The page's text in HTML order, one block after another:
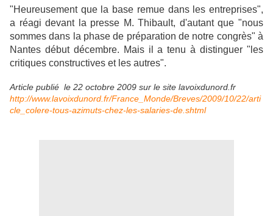
"Heureusement que la base remue dans les entreprises",
a réagi devant la presse M. Thibault, d'autant que "nous
sommes dans la phase de préparation de notre congrès" à
Nantes début décembre. Mais il a tenu à distinguer "les
critiques constructives et les autres".
Article publié le 22 octobre 2009 sur le site lavoixdunord.fr
http://www.lavoixdunord.fr/France_Monde/Breves/2009/10/22/arti
cle_colere-tous-azimuts-chez-les-salaries-de.shtml